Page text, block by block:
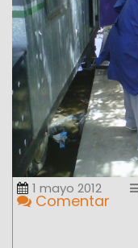
1 mayo 2012
Comentar